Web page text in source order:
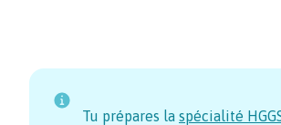
Tu prépares la spécialité